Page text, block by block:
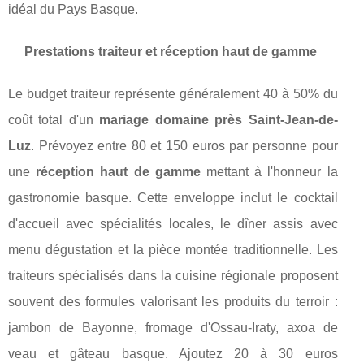
idéal du Pays Basque.
Prestations traiteur et réception haut de gamme
Le budget traiteur représente généralement 40 à 50% du
coût total d'un mariage domaine près Saint-Jean-de-
Luz. Prévoyez entre 80 et 150 euros par personne pour
une réception haut de gammemettant à l'honneur la
gastronomie basque. Cette enveloppe inclut le cocktail
d'accueil avec spécialités locales, le dîner assis avec
menu dégustation et la pièce montée traditionnelle. Les
traiteurs spécialisés dans la cuisine régionale proposent
souvent des formules valorisant les produits du terroir :
jambon de Bayonne, fromage d'Ossau-Iraty, axoa de
veau et gâteau basque. Ajoutez 20 à 30 euros